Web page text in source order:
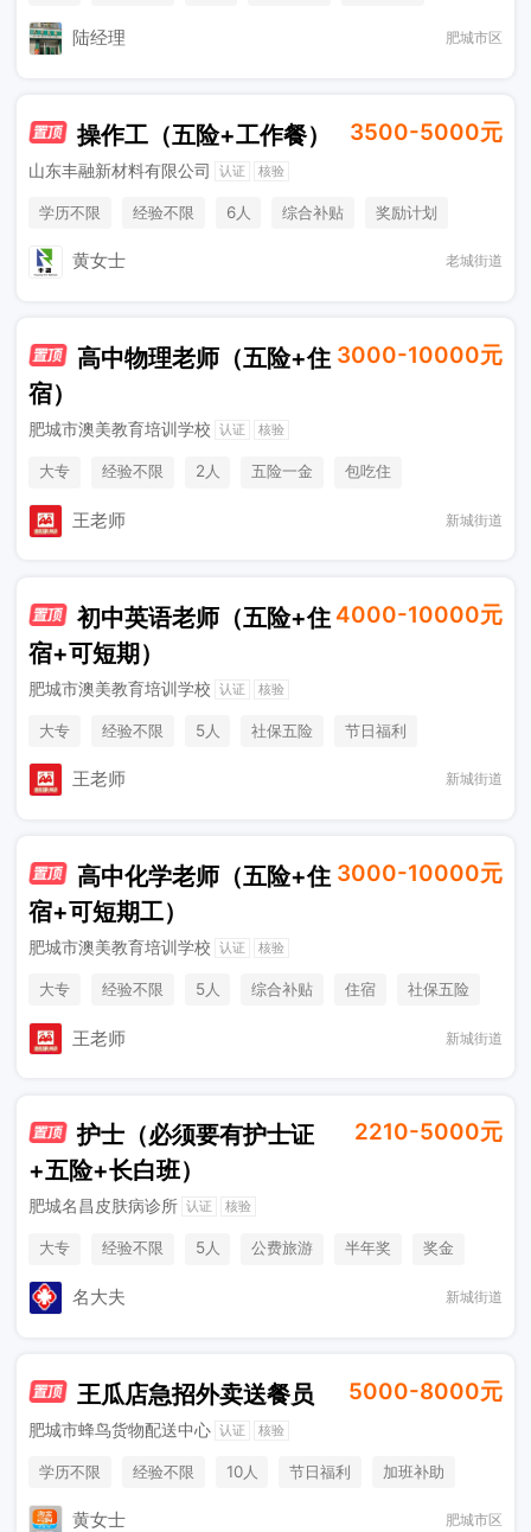
社保五险
陆经理 肥城市区
操作工（五险+工作餐） 3500-5000元
山东丰融新材料有限公司 认证 核验
学历不限 经验不限 6人 综合补贴
奖励计划
社保五险
黄女士 老城街道
高中物理老师（五险+住
宿）
3000-10000元
肥城市澳美教育培训学校 认证 核验
大专 经验不限 2人 五险一金
包吃住
综合补贴
王老师 新城街道
初中英语老师（五险+住
宿+可短期）
4000-10000元
肥城市澳美教育培训学校 认证 核验
大专 经验不限 5人 社保五险
节日福利
奖励计划
法定节假日
王老师 新城街道
高中化学老师（五险+住
宿+可短期工）
3000-10000元
肥城市澳美教育培训学校 认证 核验
大专 经验不限 5人 综合补贴 住宿
社保五险
节日福利
王老师 新城街道
护士（必须要有护士证
+五险+长白班）
2210-5000元
肥城名昌皮肤病诊所 认证 核验
大专 经验不限 5人 公费旅游 半年奖
奖金
综合补贴
名大夫 新城街道
王瓜店急招外卖送餐员 5000-8000元
肥城市蜂鸟货物配送中心 认证 核验
学历不限 经验不限 10人 节日福利
加班补助
综合补贴
黄女士 肥城市区